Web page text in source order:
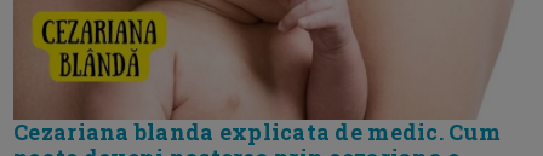
Cezariana blanda explicata de medic. Cum